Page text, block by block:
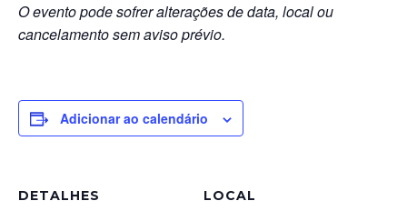
O evento pode sofrer alterações de data, local ou
cancelamento sem aviso prévio.
Adicionar ao calendário
DETALHES LOCAL